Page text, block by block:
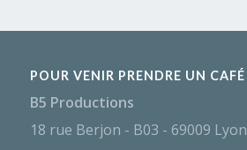
POUR VENIR PRENDRE UN CAFÉ
B5 Productions
18 rue Berjon - B03 - 69009 Lyon